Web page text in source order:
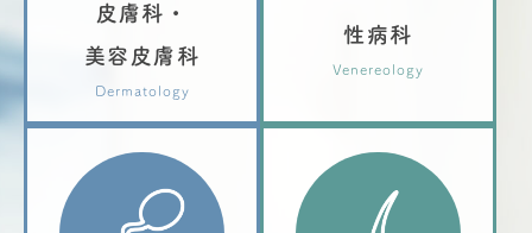
皮膚科・
美容皮膚科
Dermatology
性病科
Venereology